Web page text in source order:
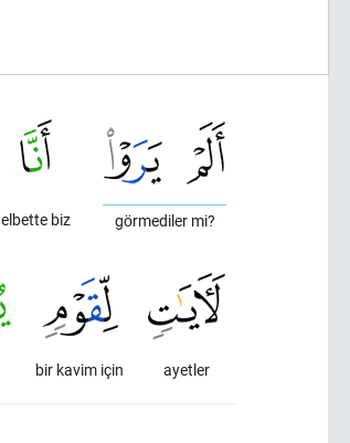
görmediler mi?
elbette biz
ayetler
bir kavim için